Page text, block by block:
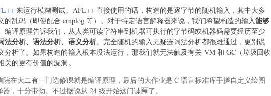
来运行模糊测试。AFL++ 直接使用的话，构造的是逐字节的随机输入，其中大多
的乱码（即使配合 cmplog 等）。对于特定语言解释器来说，我们希望构造的输入能够
编译原理告诉我们，从人类可读字符串到机器可执行的字节码或机器码需要经历至少
法分析、语法分析、语义分析。完全随机的输入无疑连词法分析都很难通过，更别说
分析了。如果构造的输入根本没法运行，那我们就无法触及有关 VM 和 GC（垃圾回收
关的更有价值的漏洞。
院在大二有一门选修课就是编译原理，最后的大作业是 C 语言标准库手搓自定义绘图
器，十分带劲。不过据说从 24 级开始这门课🈚️了。